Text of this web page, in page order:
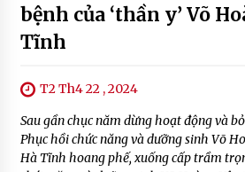
bệnh của ‘thần y’ Võ
Tĩnh
T2 Th4 22 , 2024
Sau gần chục năm dừng hoạt động và
Phục hồi chức năng và dưỡng sinh Võ
Hà Tĩnh hoang phế, xuống cấp trầm